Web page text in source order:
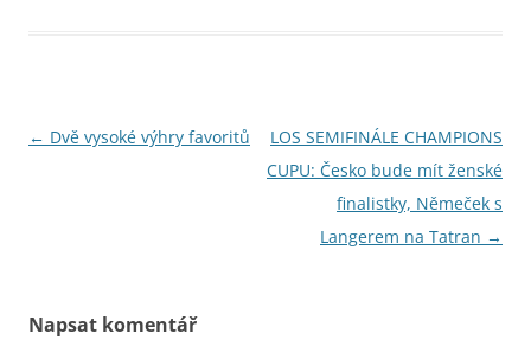
Navigace
← Dvě vysoké výhry favoritů
LOS SEMIFINÁLE CHAMPIONS
CUPU: Česko bude mít ženské
finalistky, Němeček s
Langerem na Tatran →
Napsat komentář